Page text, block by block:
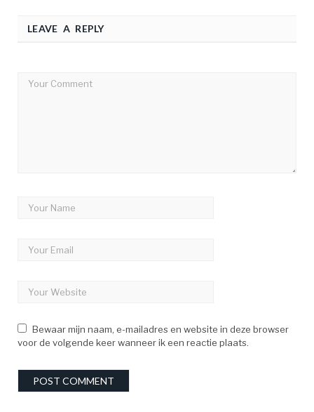
LEAVE A REPLY
Bewaar mijn naam, e-mailadres en website in deze browser
voor de volgende keer wanneer ik een reactie plaats.